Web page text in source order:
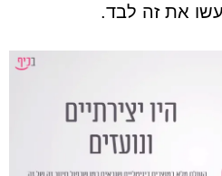
את זה לבד.